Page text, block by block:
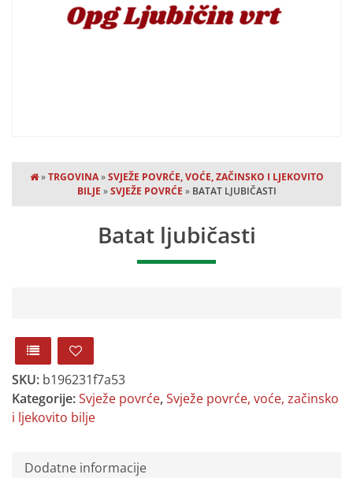
»TRGOVINA»SVJEŽE POVRĆE, VOĆE, ZAČINSKO I LJEKOVITO
BILJE »SVJEŽE POVRĆE » BATAT LJUBIČASTI
Batat ljubičasti
SKU: b196231f7a53
Kategorije:Svježe povrće,Svježe povrće, voće, začinsko
i ljekovito bilje
Dodatne informacije